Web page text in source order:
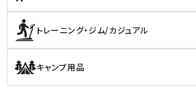
トレーニング・ジム/カジュアル
キャンプ用品